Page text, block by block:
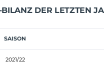
BILANZ DER LETZTEN
SAISON
2021/22